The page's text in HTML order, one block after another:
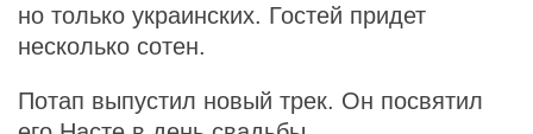
но только украинских. Гостей придет
несколько сотен.
Потап выпустил новый трек. Он посвятил